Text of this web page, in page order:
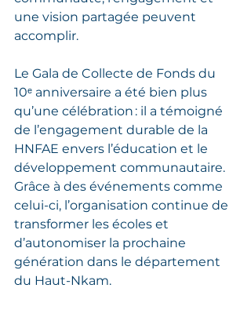
une vision partagée peuvent
accomplir.
Le Gala de Collecte de Fonds du
10ᵉ anniversaire a été bien plus
qu’une célébration : il a témoigné
de l’engagement durable de la
HNFAE envers l’éducation et le
développement communautaire.
Grâce à des événements comme
celui-ci, l’organisation continue de
transformer les écoles et
d’autonomiser la prochaine
génération dans le département
du Haut-Nkam.